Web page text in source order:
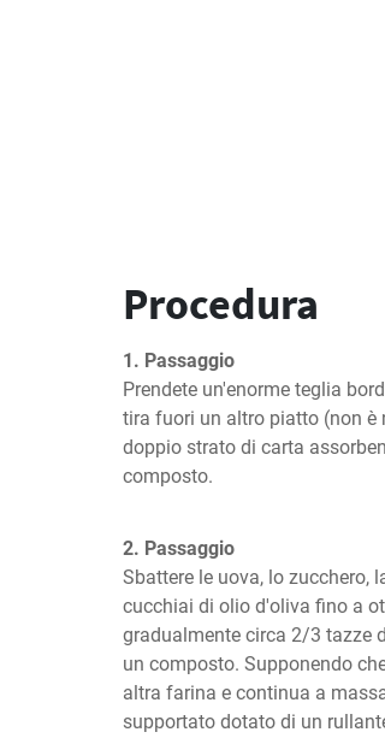
Procedura
1. Passaggio
Prendete un'enorme teglia
tira fuori un altro piatto (non è
doppio strato di carta
composto.
2. Passaggio
Sbattere le uova, lo zucchero,
cucchiai di olio d'oliva fino a
gradualmente circa 2/3 tazze
un composto. Supponendo
altra farina e continua a
supportato dotato di un